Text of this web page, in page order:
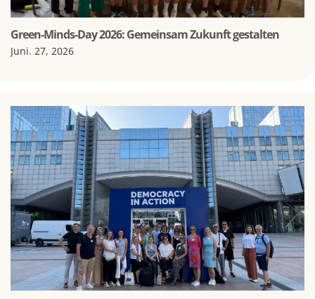
Green-Minds-Day 2026: Gemeinsam Zukunft gestalten
Juni. 27, 2026